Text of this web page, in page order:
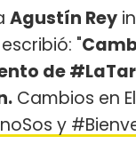
Agustín Rey
"
de
Cambios en
y